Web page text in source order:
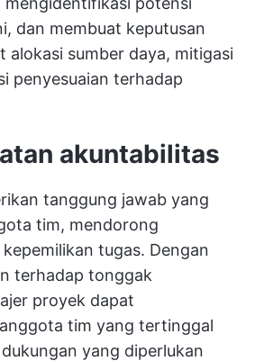
dan membuat keputusan
alokasi sumber daya, mitigasi
penyesuaian terhadap
akuntabilitas
tanggung jawab yang
tim, mendorong
tugas. Dengan
terhadap tonggak
proyek dapat
tim yang tertinggal
yang diperlukan